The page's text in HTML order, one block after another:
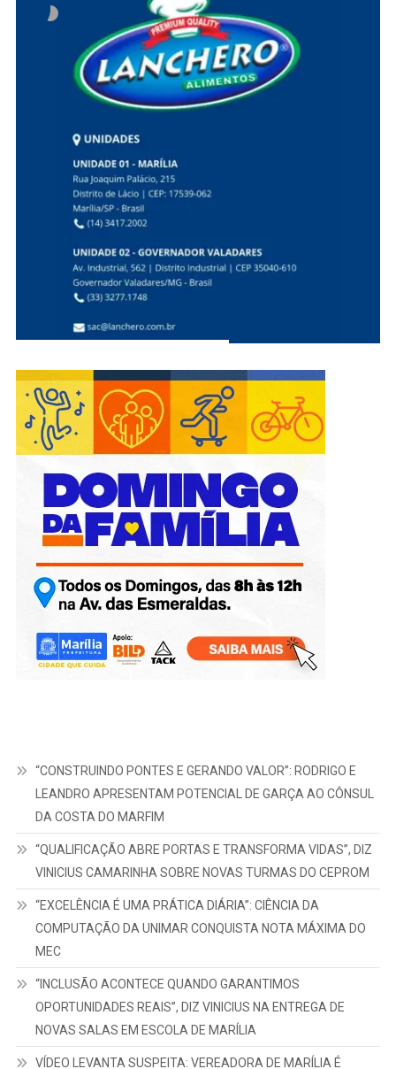
“CONSTRUINDO PONTES E GERANDO VALOR”: RODRIGO E
LEANDRO APRESENTAM POTENCIAL DE GARÇA AO CÔNSUL
DA COSTA DO MARFIM
“QUALIFICAÇÃO ABRE PORTAS E TRANSFORMA VIDAS”, DIZ
VINICIUS CAMARINHA SOBRE NOVAS TURMAS DO CEPROM
“EXCELÊNCIA É UMA PRÁTICA DIÁRIA”: CIÊNCIA DA
COMPUTAÇÃO DA UNIMAR CONQUISTA NOTA MÁXIMA DO
MEC
“INCLUSÃO ACONTECE QUANDO GARANTIMOS
OPORTUNIDADES REAIS”, DIZ VINICIUS NA ENTREGA DE
NOVAS SALAS EM ESCOLA DE MARÍLIA
VÍDEO LEVANTA SUSPEITA: VEREADORA DE MARÍLIA É